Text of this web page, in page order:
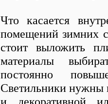
Что касается
помещений зимних
стоит выложить
материалы
постоянно
Светильники нужны
и декоративной